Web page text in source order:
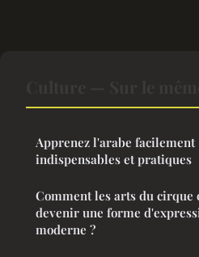
Apprenez l'arabe facilement
indispensables et pratiques
Comment les arts du
devenir une forme
moderne ?